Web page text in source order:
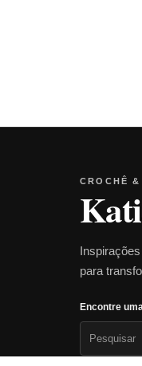
CROCHÊ
para
Encontre